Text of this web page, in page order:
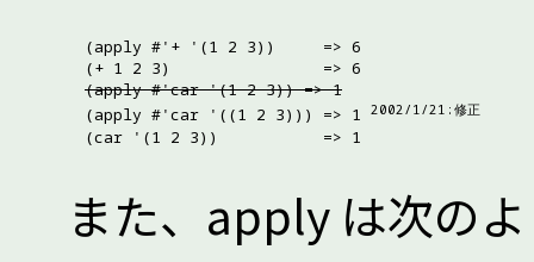
(apply #'+ '(1 2 3))     => 6
(apply #'car '(1 2 3)) => 1
(apply #'car '((1 2 3))) => 1 2002/1/21:修正
また、apply は次の